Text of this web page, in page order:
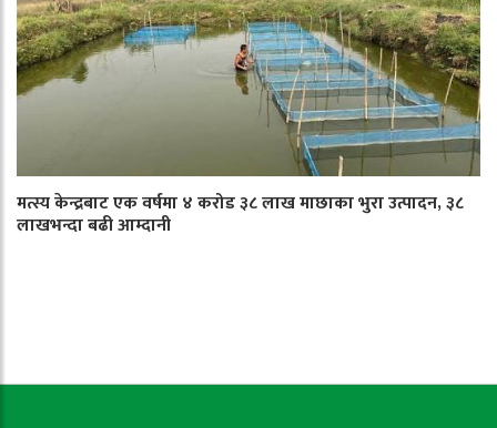
मत्स्य केन्द्रबाट एक वर्षमा ४ करोड ३८ लाख माछाका भुरा उत्पादन, ३८
लाखभन्दा बढी आम्दानी